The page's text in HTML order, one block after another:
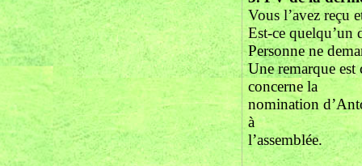
Vous l’avez reçu
Est-ce quelqu’un
Personne ne
Une remarque est
concerne la
nomination
à
l’assemblée.